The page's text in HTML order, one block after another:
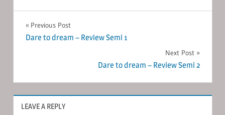
Post
Previous Post
Dare to dream – Review Semi 1
Next Post
Dare to dream – Review Semi 2
LEAVE A REPLY